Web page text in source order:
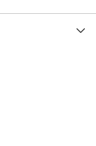
5000070574